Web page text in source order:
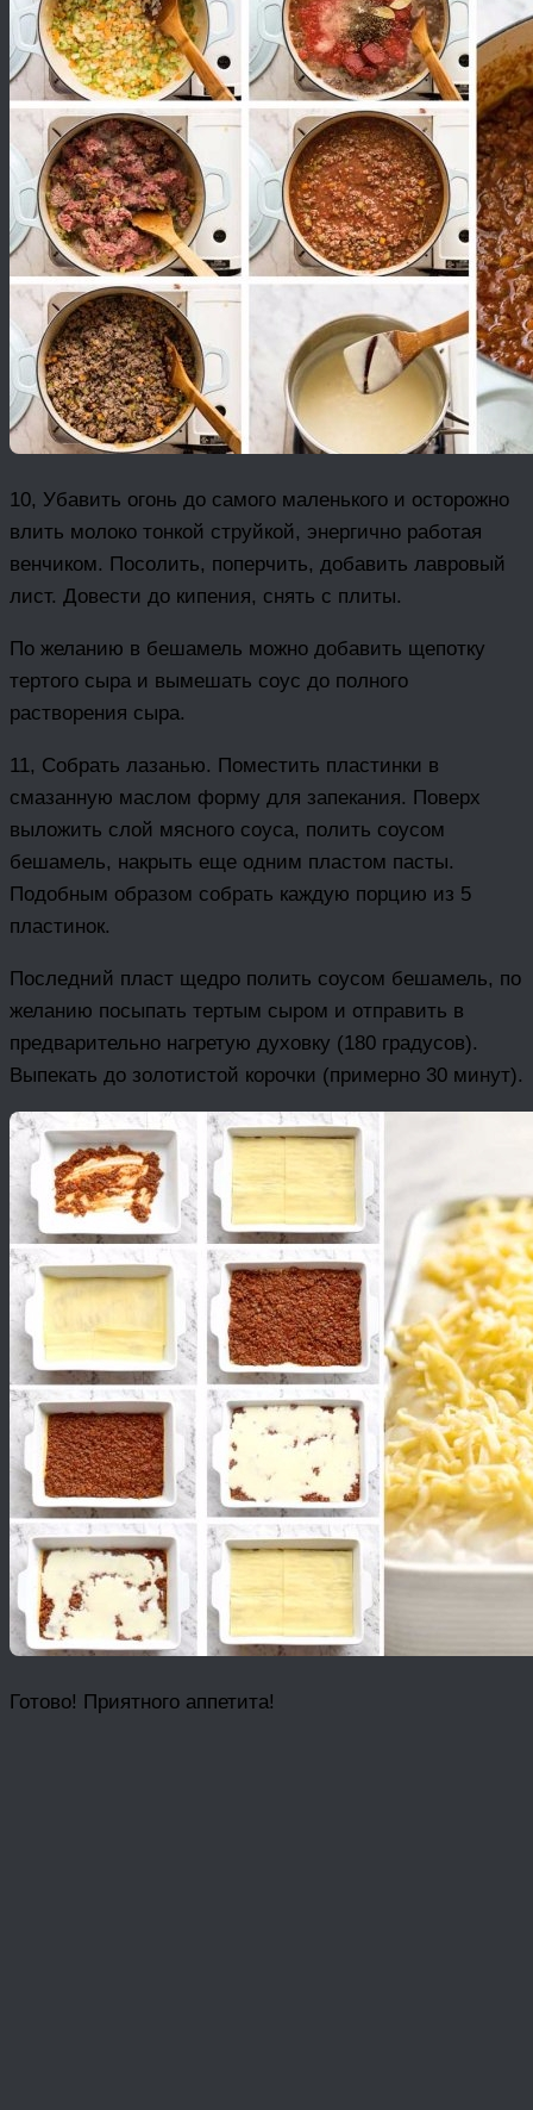
10, Убавить огонь до самого маленького и осторожно
влить молоко тонкой струйкой, энергично работая
венчиком. Посолить, поперчить, добавить лавровый
лист. Довести до кипения, снять с плиты.
По желанию в бешамель можно добавить щепотку
тертого сыра и вымешать соус до полного
растворения сыра.
11, Собрать лазанью. Поместить пластинки в
смазанную маслом форму для запекания. Поверх
выложить слой мясного соуса, полить соусом
бешамель, накрыть еще одним пластом пасты.
Подобным образом собрать каждую порцию из 5
пластинок.
Последний пласт щедро полить соусом бешамель, по
желанию посыпать тертым сыром и отправить в
предварительно нагретую духовку (180 градусов).
Выпекать до золотистой корочки (примерно 30 минут).
Готово! Приятного аппетита!